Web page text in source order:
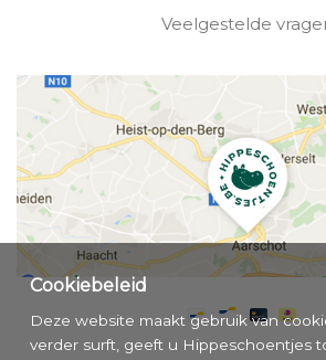
Veelgestelde
Cookiebeleid
Deze website maakt gebruik van
verder surft, geeft u Hippeschoentjes